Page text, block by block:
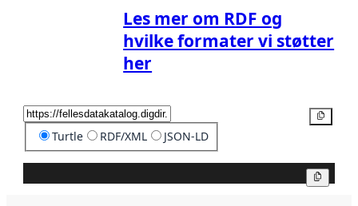
Les mer om RDF og
hvilke formater vi støtter
her
Turtle RDF/XML JSON-LD